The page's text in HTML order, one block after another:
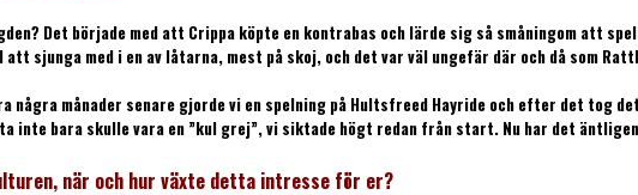
Det började med att Crippa köpte en kontrabas och lärde sig så småningom att
att sjunga med i en av låtarna, mest på skoj, och det var väl ungefär där och då som
några månader senare gjorde vi en spelning på Hultsfreed Hayride och efter det tog
inte bara skulle vara en ”kul grej”, vi siktade högt redan från start. Nu har det
när och hur växte detta intresse för er?